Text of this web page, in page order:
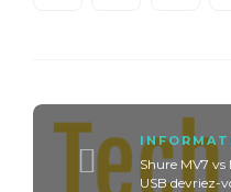
Shure MV7
USB devriez-